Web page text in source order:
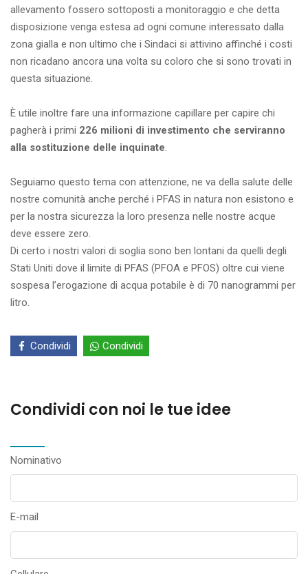
allevamento fossero sottoposti a monitoraggio e che detta
disposizione venga estesa ad ogni comune interessato dalla
zona gialla e non ultimo che i Sindaci si attivino affinché i costi
non ricadano ancora una volta su coloro che si sono trovati in
questa situazione.
È utile inoltre fare una informazione capillare per capire chi
pagherà i primi 226 milioni di investimento che serviranno
alla sostituzione delle inquinate.
Seguiamo questo tema con attenzione, ne va della salute delle
nostre comunità anche perché i PFAS in natura non esistono e
per la nostra sicurezza la loro presenza nelle nostre acque
deve essere zero.
Di certo i nostri valori di soglia sono ben lontani da quelli degli
Stati Uniti dove il limite di PFAS (PFOA e PFOS) oltre cui viene
sospesa l’erogazione di acqua potabile è di 70 nanogrammi per
litro.
Condividi Condividi
Condividi con noi le tue idee
Nominativo
E-mail